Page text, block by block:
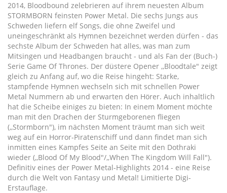
2014, Bloodbound zelebrieren auf ihrem neuesten Album
STORMBORN feinsten Power Metal. Die sechs Jungs aus
Schweden liefern elf Songs, die ohne Zweifel und
uneingeschränkt als Hymnen bezeichnet werden dürfen - das
sechste Album der Schweden hat alles, was man zum
Mitsingen und Headbangen braucht - und als Fan der (Buch-)
Serie Game Of Thrones. Der düstere Opener ,,Bloodtale" zeigt
gleich zu Anfang auf, wo die Reise hingeht: Starke,
stampfende Hymnen wechseln sich mit schnellen Power
Metal Nummern ab und erwarten den Hörer. Auch inhaltlich
hat die Scheibe einiges zu bieten: In einem Moment möchte
man mit den Drachen der Sturmgeborenen fliegen
(,,Stormborn"), im nächsten Moment träumt man sich weit
weg auf ein Horror-Piratenschiff und dann findet man sich
inmitten eines Kampfes Seite an Seite mit den Dothraki
wieder (,,Blood Of My Blood"/,,When The Kingdom Will Fall").
Definitiv eines der Power Metal-Highlights 2014 - eine Reise
durch die Welt von Fantasy und Metal! Limitierte Digi-
Erstauflage.